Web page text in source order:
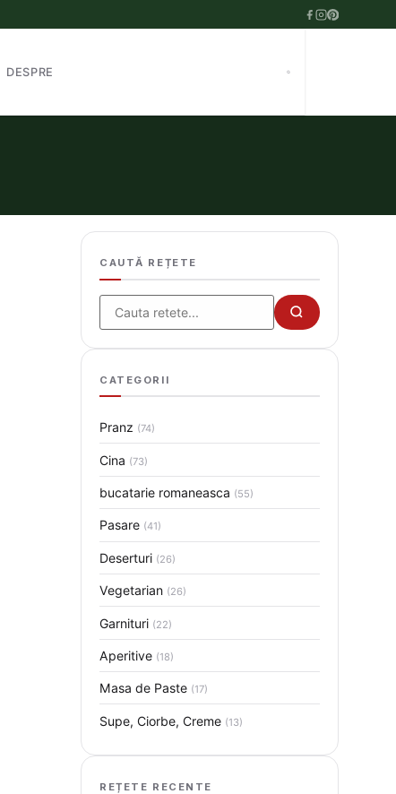
DESPRE
CAUTĂ REȚETE
Cauta
CATEGORII
Pranz (74)
Cina (73)
bucatarie romaneasca (55)
Pasare (41)
Deserturi (26)
Vegetarian (26)
Garnituri (22)
Aperitive (18)
Masa de Paste (17)
Supe, Ciorbe, Creme (13)
REȚETE RECENTE